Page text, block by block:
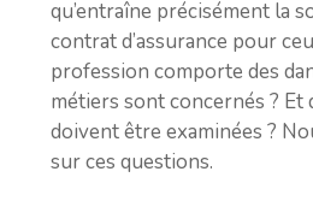
qu’entraîne précisément la
contrat d’assurance pour
profession comporte des
métiers sont concernés ? Et
doivent être examinées ?
sur ces questions.